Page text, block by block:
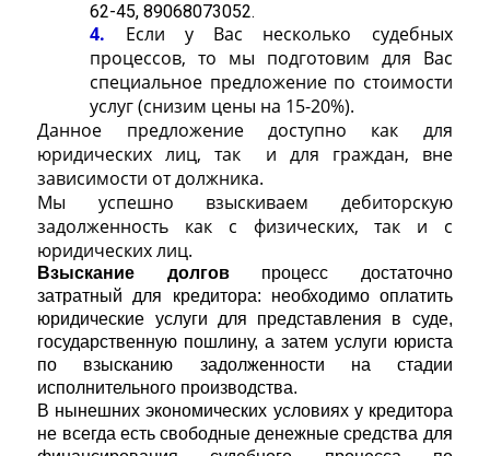
62-45, 89068073052.
4. Если у Вас несколько судебных
процессов, то мы подготовим для Вас
специальное предложение по стоимости
услуг (снизим цены на 15-20%).
Данное предложение доступно как для
юридических лиц, так и для граждан, вне
зависимости от должника.
Мы успешно взыскиваем дебиторскую
задолженность как с физических, так и с
юридических лиц.
Взыскание долгов процесс достаточно
затратный для кредитора: необходимо оплатить
юридические услуги для представления в суде,
государственную пошлину, а затем услуги юриста
по взысканию задолженности на стадии
исполнительного производства.
В нынешних экономических условиях у кредитора
не всегда есть свободные денежные средства для